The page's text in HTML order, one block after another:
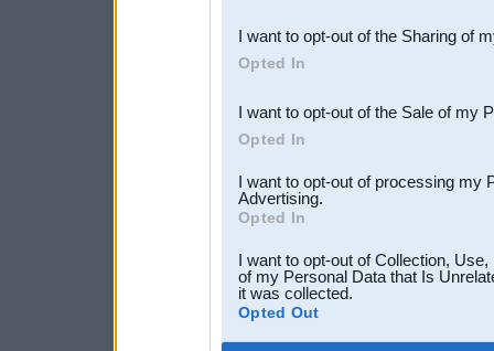
Downstream Participants
third parties.
I want to opt-out of the Sharing of
Opted In
I want to opt-out of the Sale of my
Opted In
I want to opt-out of processing my
Advertising.
Opted In
I want to opt-out of Collection,
of my Personal Data that Is
it was collected.
Opted Out